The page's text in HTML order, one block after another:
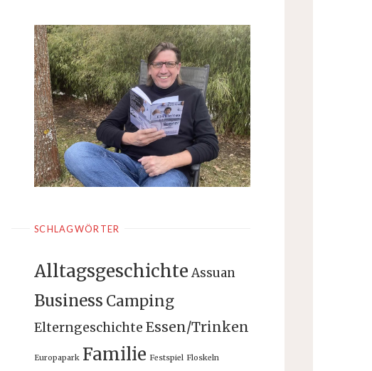
SCHLAGWÖRTER
Alltagsgeschichte Assuan
Business Camping
Elterngeschichte Essen/Trinken
Europapark Familie Festspiel Floskeln